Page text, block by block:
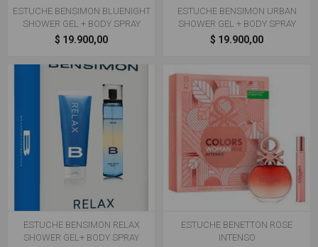
ESTUCHE BENSIMON BLUENIGHT
SHOWER GEL + BODY SPRAY
$ 19.900,00
ESTUCHE BENSIMON URBAN
SHOWER GEL + BODY SPRAY
$ 19.900,00
ESTUCHE BENSIMON RELAX
SHOWER GEL+ BODY SPRAY
ESTUCHE BENETTON ROSE
INTENSO